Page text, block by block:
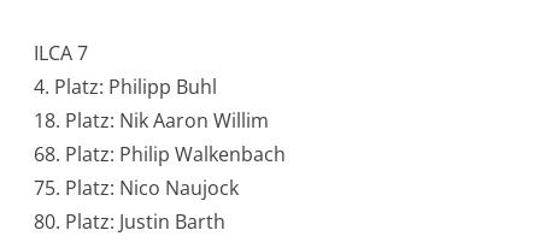
ILCA 7
4. Platz: Philipp Buhl
18. Platz: Nik Aaron Willim
68. Platz: Philip Walkenbach
75. Platz: Nico Naujock
80. Platz: Justin Barth